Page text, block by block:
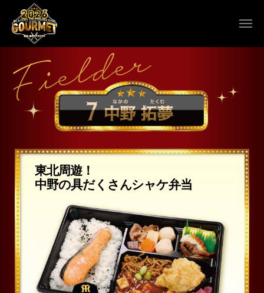
東北周遊！
中野の具だくさんシャケ弁当